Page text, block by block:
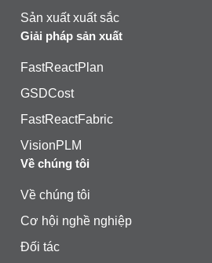
Sản xuất xuất sắc
Giải pháp sản xuất
FastReactPlan
GSDCost
FastReactFabric
VisionPLM
Về chúng tôi
Về chúng tôi
Cơ hội nghề nghiệp
Đối tác